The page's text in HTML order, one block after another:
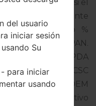
olvide verificar si el
inteligente
indicado %
es KDI de JAPAN.
la versión PDA
versión CSC
de MODEM
del sistema operativo
del usuario
iniciar sesión
Su
para iniciar
usando